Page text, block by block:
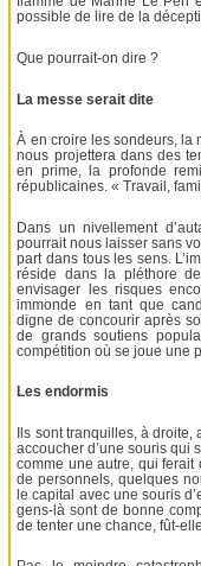
possible de lire de la
Que pourrait-on dire ?
La messe serait dite
À en croire les sondeurs, la
nous projettera dans des
en prime, la profonde
républicaines. « Travail,
Dans un nivellement
pourrait nous laisser sans
part dans tous les sens.
réside dans la pléthore
envisager les risques
immonde en tant que
digne de concourir après
de grands soutiens
compétition où se joue une
Les endormis
Ils sont tranquilles, à droite,
accoucher d’une souris qui
comme une autre, qui
de personnels, quelques
le capital avec une souris
gens-là sont de bonne
de tenter une chance, fût-